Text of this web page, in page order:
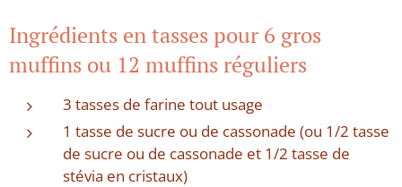
Ingrédients en tasses pour 6 gros
muffins ou 12 muffins réguliers
3 tasses de farine tout usage
1 tasse de sucre ou de cassonade (ou 1/2 tasse
de sucre ou de cassonade et 1/2 tasse de
stévia en cristaux)